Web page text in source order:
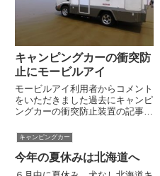
キャンピングカーの衝突防
止にモービルアイ
モービルアイ利用者からコメント
をいただきました過去にキャンピ
ングカーの衝突防止装置の記事の
いて書きました。これに対し、実
際にモービルアイを取り付けた方
からコメントをいただきましたの
でご紹介します。コメントをく
キャンピングカー
今年の夏休みは北海道へ